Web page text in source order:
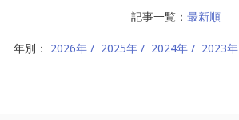
記事一覧： 最新順
年別： 2026年 2025年 2024年 2023年